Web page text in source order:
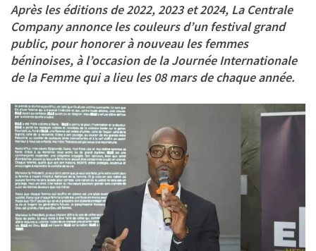
Après les éditions de 2022, 2023 et 2024, La Centrale
Company annonce les couleurs d’un festival grand
public, pour honorer à nouveau les femmes
béninoises, à l’occasion de la Journée Internationale
de la Femme qui a lieu les 08 mars de chaque année.